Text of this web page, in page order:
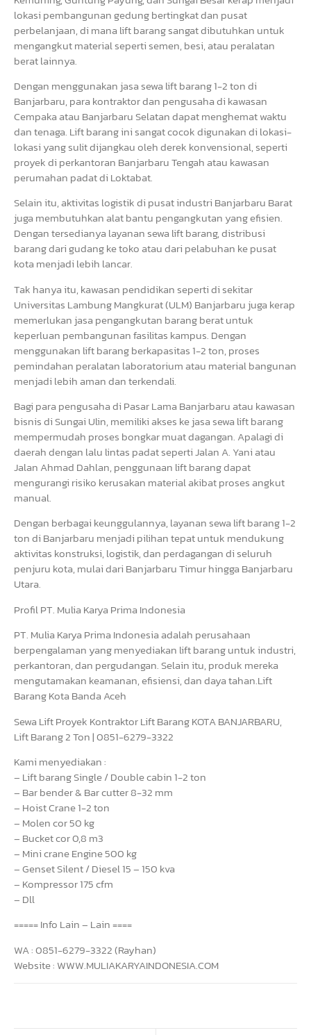
lokasi pembangunan gedung bertingkat dan pusat
perbelanjaan, di mana lift barang sangat dibutuhkan untuk
mengangkut material seperti semen, besi, atau peralatan
berat lainnya.
Dengan menggunakan jasa sewa lift barang 1-2 ton di
Banjarbaru, para kontraktor dan pengusaha di kawasan
Cempaka atau Banjarbaru Selatan dapat menghemat waktu
dan tenaga. Lift barang ini sangat cocok digunakan di lokasi-
lokasi yang sulit dijangkau oleh derek konvensional, seperti
proyek di perkantoran Banjarbaru Tengah atau kawasan
perumahan padat di Loktabat.
Selain itu, aktivitas logistik di pusat industri Banjarbaru Barat
juga membutuhkan alat bantu pengangkutan yang efisien.
Dengan tersedianya layanan sewa lift barang, distribusi
barang dari gudang ke toko atau dari pelabuhan ke pusat
kota menjadi lebih lancar.
Tak hanya itu, kawasan pendidikan seperti di sekitar
Universitas Lambung Mangkurat (ULM) Banjarbaru juga kerap
memerlukan jasa pengangkutan barang berat untuk
keperluan pembangunan fasilitas kampus. Dengan
menggunakan lift barang berkapasitas 1-2 ton, proses
pemindahan peralatan laboratorium atau material bangunan
menjadi lebih aman dan terkendali.
Bagi para pengusaha di Pasar Lama Banjarbaru atau kawasan
bisnis di Sungai Ulin, memiliki akses ke jasa sewa lift barang
mempermudah proses bongkar muat dagangan. Apalagi di
daerah dengan lalu lintas padat seperti Jalan A. Yani atau
Jalan Ahmad Dahlan, penggunaan lift barang dapat
mengurangi risiko kerusakan material akibat proses angkut
manual.
Dengan berbagai keunggulannya, layanan sewa lift barang 1-2
ton di Banjarbaru menjadi pilihan tepat untuk mendukung
aktivitas konstruksi, logistik, dan perdagangan di seluruh
penjuru kota, mulai dari Banjarbaru Timur hingga Banjarbaru
Utara.
Profil PT. Mulia Karya Prima Indonesia
PT. Mulia Karya Prima Indonesia adalah perusahaan
berpengalaman yang menyediakan lift barang untuk industri,
perkantoran, dan pergudangan. Selain itu, produk mereka
mengutamakan keamanan, efisiensi, dan daya tahan.Lift
Barang Kota Banda Aceh
Sewa Lift Proyek Kontraktor Lift Barang KOTA BANJARBARU,
Lift Barang 2 Ton | 0851-6279-3322
Kami menyediakan :
– Lift barang Single / Double cabin 1-2 ton
– Bar bender & Bar cutter 8-32 mm
– Hoist Crane 1-2 ton
– Molen cor 50 kg
– Bucket cor 0,8 m3
– Mini crane Engine 500 kg
– Genset Silent / Diesel 15 – 150 kva
– Kompressor 175 cfm
– Dll
===== Info Lain – Lain ====
WA : 0851-6279-3322 (Rayhan)
Website : WWW.MULIAKARYAINDONESIA.COM